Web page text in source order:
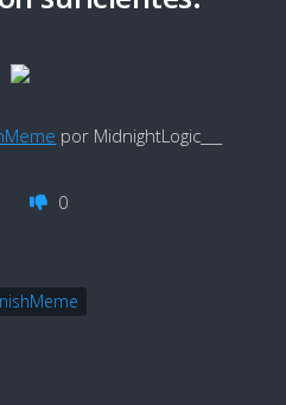
por MidnightLogic___
0